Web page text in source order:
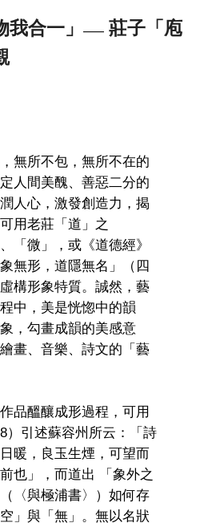
我合一」—— 莊子「庖
無所不包，無所不在的
人間美醜、善惡二分的
人心，激發創造力，揭
用老莊「道」之
「微」，或《道德經》
無形，道隱無名」（四
構形象特質。誠然，藝
中，美是恍惚中的韻
，勾畫成韻的美感意
畫、音樂、詩文的「藝
品醞釀成形過程，可用
）引述蘇容州所云：「詩
暖，良玉生煙，可望而
也」，而道出 「象外之
〈與極浦書〉）如何存
」與「無」。無以名狀